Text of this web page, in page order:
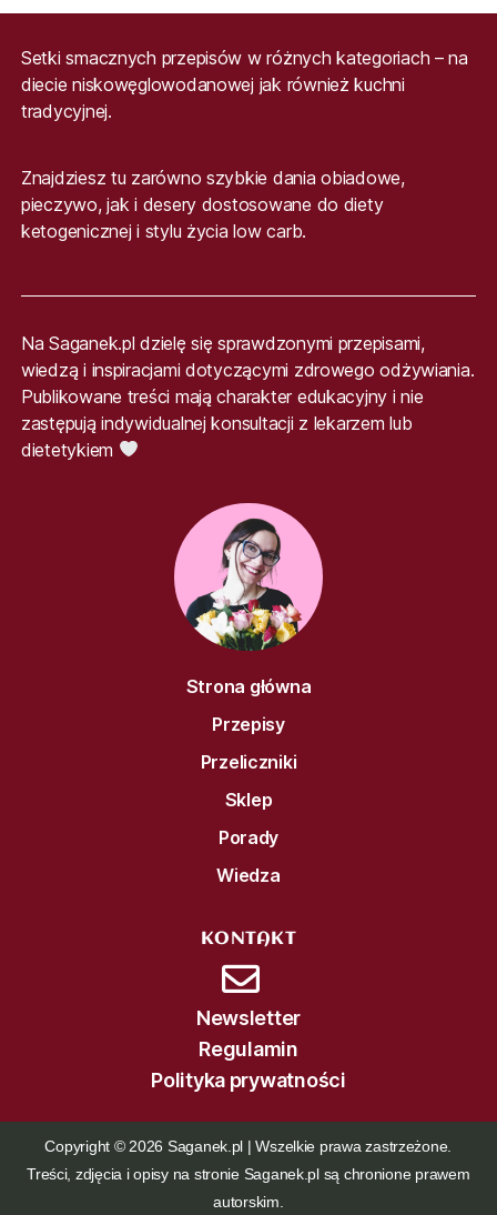
Setki smacznych przepisów w różnych kategoriach – na
diecie niskowęglowodanowej jak również kuchni
tradycyjnej.
Znajdziesz tu zarówno szybkie dania obiadowe,
pieczywo, jak i desery dostosowane do diety
ketogenicznej i stylu życia low carb.
Na Saganek.pl dzielę się sprawdzonymi przepisami,
wiedzą i inspiracjami dotyczącymi zdrowego odżywiania.
Publikowane treści mają charakter edukacyjny i nie
zastępują indywidualnej konsultacji z lekarzem lub
dietetykiem
Strona główna
Przepisy
Przeliczniki
Sklep
Porady
Wiedza
KONTAKT
Newsletter
Regulamin
Polityka prywatności
Copyright © 2026 Saganek.pl | Wszelkie prawa zastrzeżone.
Treści, zdjęcia i opisy na stronie Saganek.pl są chronione prawem
autorskim.